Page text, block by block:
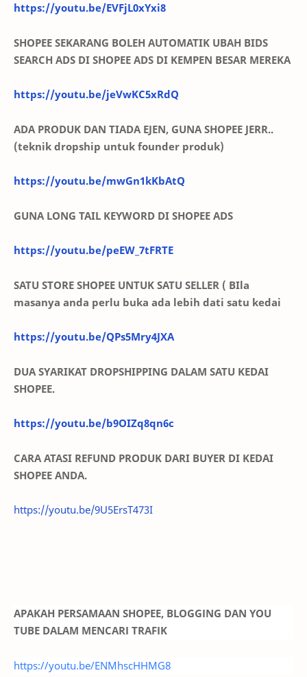
https://youtu.be/EVFjL0xYxi8
SHOPEE SEKARANG BOLEH AUTOMATIK UBAH BIDS
SEARCH ADS DI SHOPEE ADS DI KEMPEN BESAR MEREKA
https://youtu.be/jeVwKC5xRdQ
ADA PRODUK DAN TIADA EJEN, GUNA SHOPEE JERR..
(teknik dropship untuk founder produk)
https://youtu.be/mwGn1kKbAtQ
GUNA LONG TAIL KEYWORD DI SHOPEE ADS
https://youtu.be/peEW_7tFRTE
SATU STORE SHOPEE UNTUK SATU SELLER ( BIla
masanya anda perlu buka ada lebih dati satu kedai
https://youtu.be/QPs5Mry4JXA
DUA SYARIKAT DROPSHIPPING DALAM SATU KEDAI
SHOPEE.
https://youtu.be/b9OIZq8qn6c
CARA ATASI REFUND PRODUK DARI BUYER DI KEDAI
SHOPEE ANDA.
https://youtu.be/9U5ErsT473I
APAKAH PERSAMAAN SHOPEE, BLOGGING DAN YOU
TUBE DALAM MENCARI TRAFIK
https://youtu.be/ENMhscHHMG8